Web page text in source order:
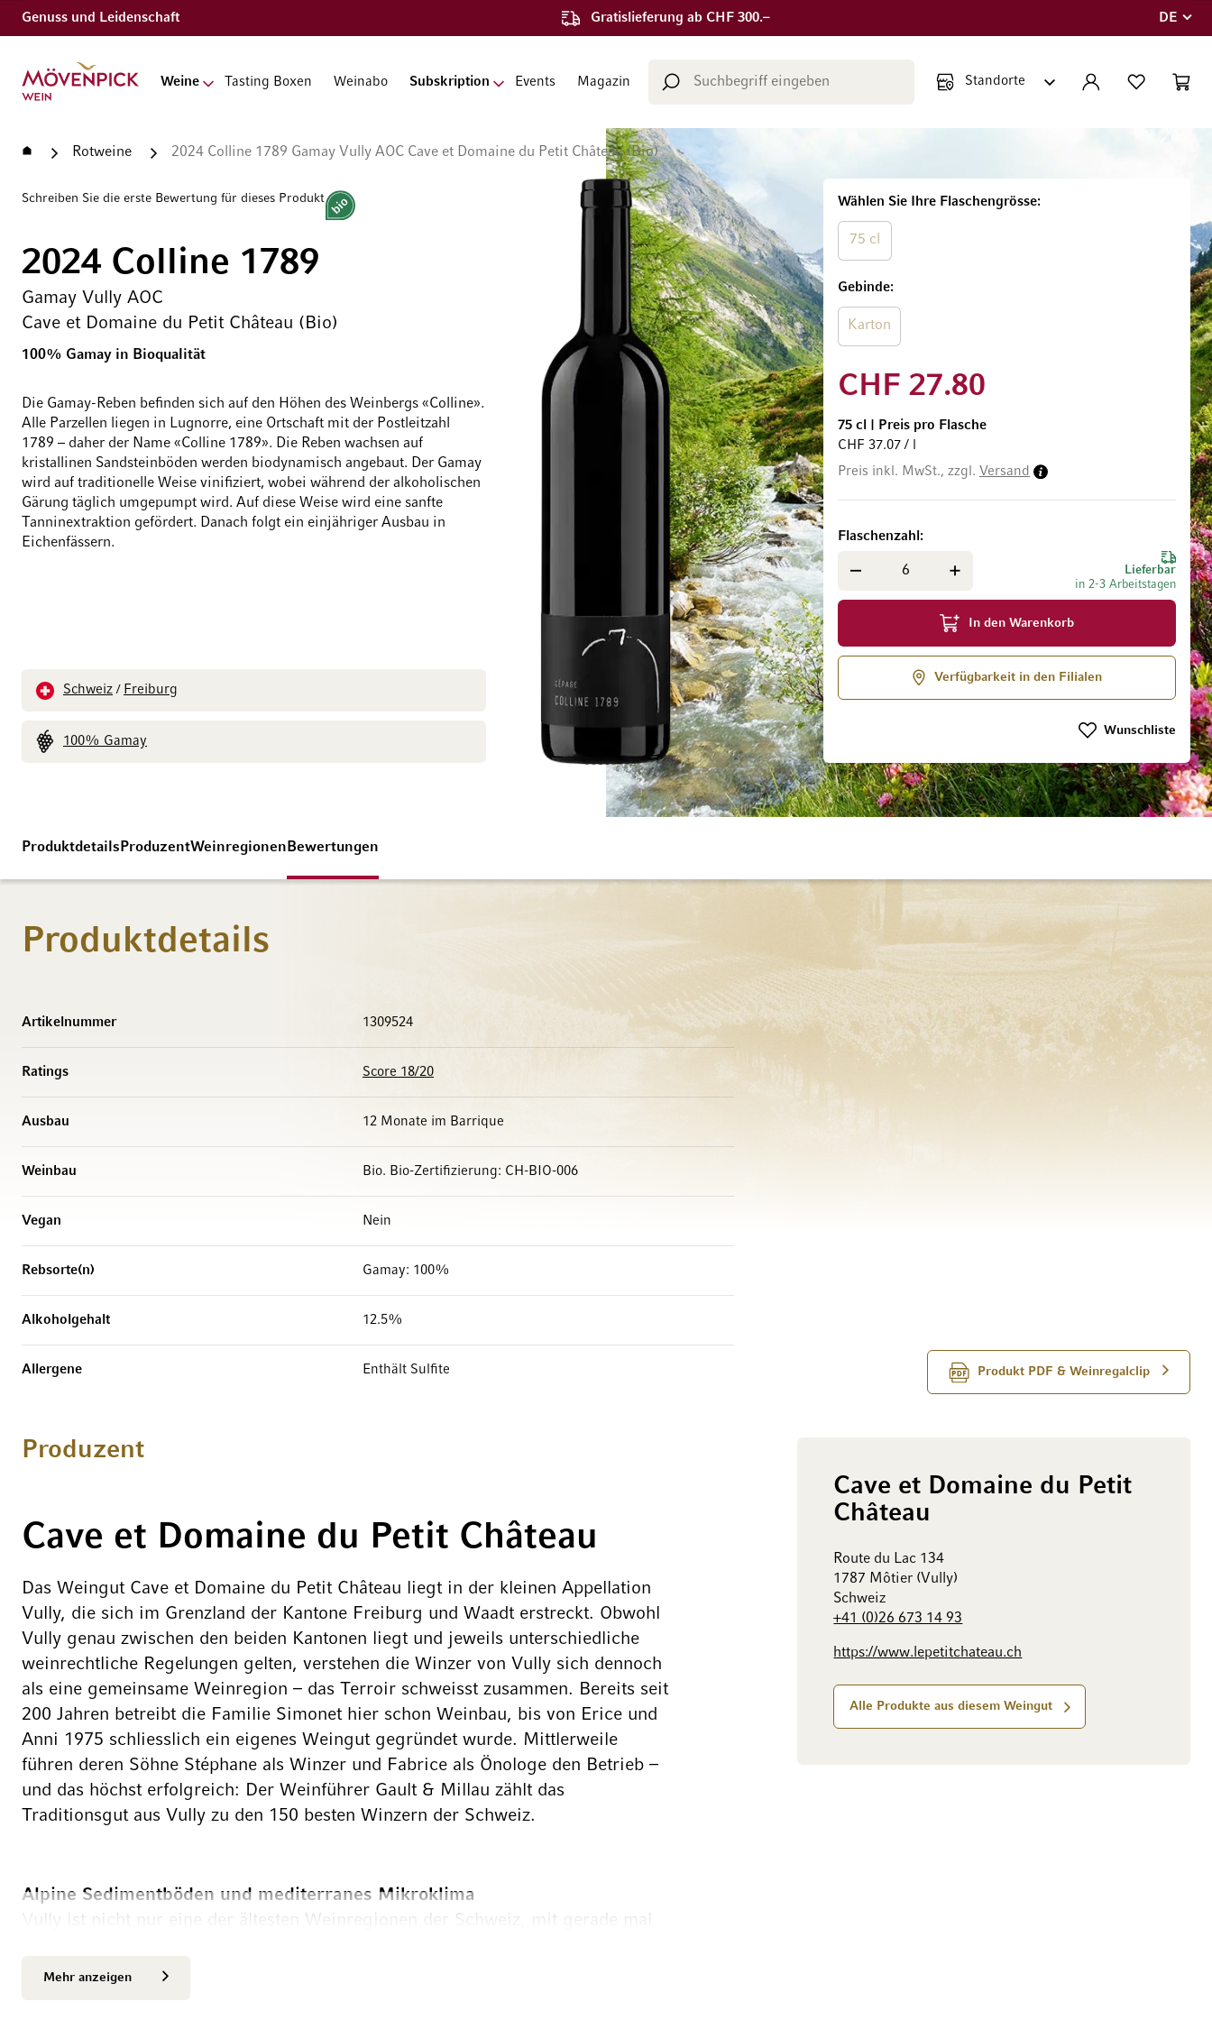
Genuss und Leidenschaft Gratislieferung ab CHF 300.–
Sprache
DE
Zur Startseite
Weine Tasting Boxen Weinabo Subskription Events Magazin
Suche KONTO WUNSCHLISTE
StartseiteRotweine 2024 Colline 1789 Gamay Vully AOC Cave et Domaine du Petit Château (Bio)
Schreiben Sie die erste Bewertung für dieses Produkt
Bio
2024 Colline 1789
Gamay Vully AOC
Cave et Domaine du Petit Château (Bio)
100% Gamay in Bioqualität
Die Gamay-Reben befinden sich auf den Höhen des Weinbergs «Colline».
Alle Parzellen liegen in Lugnorre, eine Ortschaft mit der Postleitzahl
1789 – daher der Name «Colline 1789». Die Reben wachsen auf
kristallinen Sandsteinböden werden biodynamisch angebaut. Der Gamay
wird auf traditionelle Weise vinifiziert, wobei während der alkoholischen
Gärung täglich umgepumpt wird. Auf diese Weise wird eine sanfte
Tanninextraktion gefördert. Danach folgt ein einjähriger Ausbau in
Eichenfässern.
Schweiz / Freiburg
100% Gamay
Wählen Sie Ihre Flaschengrösse
75 cl
Gebinde
Karton
CHF 27.80
75 cl
Preis pro Flasche
CHF 37.07 / l
Preis inkl. MwSt., zzgl. Versand
Lieferbar
in 2-3 Arbeitstagen
Flaschenzahl
In den Warenkorb
Verfügbarkeit in den Filialen
Wunschliste
Zum Ende der Bildgalerie springenZum Anfang der Bildgalerie springen
Produktdetails ProduzentWeinregionen Bewertungen
Produktdetails
Produkt PDF & Weinregalclip
Artikelnummer 1309524
Ratings Score 18/20
Ausbau 12 Monate im Barrique
Weinbau Bio. Bio-Zertifizierung: CH-BIO-006
Vegan Nein
Rebsorte(n) Gamay: 100%
Alkoholgehalt 12.5%
Allergene Enthält Sulfite
Cave et Domaine du Petit
Château
Route du Lac 134
1787 Môtier (Vully)
Schweiz
+41 (0)26 673 14 93
https://www.lepetitchateau.ch
Alle Produkte aus diesem Weingut
Produzent
Cave et Domaine du Petit Château
Das Weingut Cave et Domaine du Petit Château liegt in der kleinen Appellation
Vully, die sich im Grenzland der Kantone Freiburg und Waadt erstreckt. Obwohl
Vully genau zwischen den beiden Kantonen liegt und jeweils unterschiedliche
weinrechtliche Regelungen gelten, verstehen die Winzer von Vully sich dennoch
als eine gemeinsame Weinregion – das Terroir schweisst zusammen. Bereits seit
200 Jahren betreibt die Familie Simonet hier schon Weinbau, bis von Erice und
Anni 1975 schliesslich ein eigenes Weingut gegründet wurde. Mittlerweile
führen deren Söhne Stéphane als Winzer und Fabrice als Önologe den Betrieb –
und das höchst erfolgreich: Der Weinführer Gault & Millau zählt das
Traditionsgut aus Vully zu den 150 besten Winzern der Schweiz.
Alpine Sedimentböden und mediterranes Mikroklima
Vully ist nicht nur eine der ältesten Weinregionen der Schweiz, mit gerade mal
für seine vielschichtigen Weiss- und Rotweine, die stark vom einzigartigen
Mehr anzeigen